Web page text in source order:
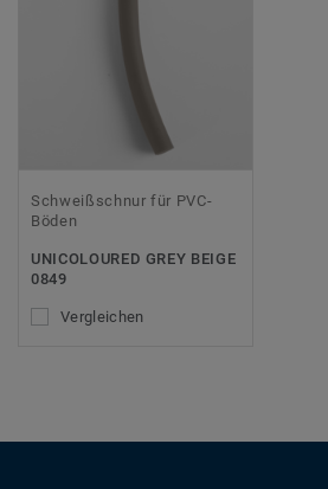
Schweißschnur für PVC-
Böden
UNICOLOURED GREY BEIGE
0849
Vergleichen